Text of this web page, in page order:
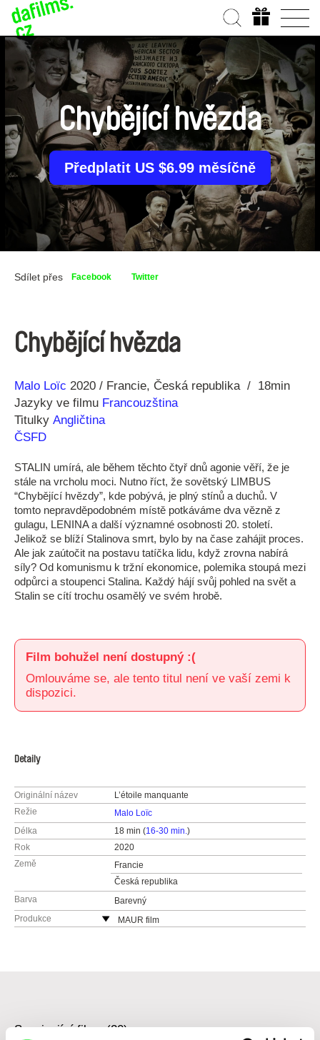
Chybějící hvězda
Předplatit US $6.99 měsíčně
Sdílet přes Facebook Twitter
Chybějící hvězda
Režie
Malo Loïc
Rok 2020 Francie Česká republika
18min
Jazyky ve filmu Francouzština
Titulky Angličtina
ČSFD
STALIN umírá, ale během těchto čtyř dnů agonie věří, že je
stále na vrcholu moci. Nutno říct, že sovětský LIMBUS
“Chybějící hvězdy”, kde pobývá, je plný stínů a duchů. V
tomto nepravděpodobném místě potkáváme dva vězně z
gulagu, LENINA a další významné osobnosti 20. století.
Jelikož se blíží Stalinova smrt, bylo by na čase zahájit proces.
Ale jak zaútočit na postavu tatíčka lidu, když zrovna nabírá
síly? Od komunismu k tržní ekonomice, polemika stoupá mezi
odpůrci a stoupenci Stalina. Každý hájí svůj pohled na svět a
Stalin se cítí trochu osamělý ve svém hrobě.
Film bohužel není dostupný :(
Omlouváme se, ale tento titul není ve vaší zemi k
dispozici.
Detaily
Originální název
L’étoile manquante
Režie
Malo Loïc
Délka
18 min (16-30 min.)
Rok
2020
Země
Francie
Česká republika
Barva
Barevný
Produkce
MAUR film
Související filmy (20)